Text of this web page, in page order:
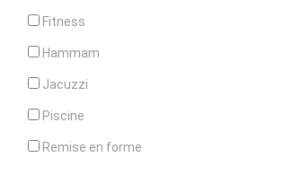
Fitness
Hammam
Jacuzzi
Piscine
Remise en forme